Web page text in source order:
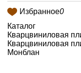
Избранное0
Каталог
Кварцвиниловая
Кварцвиниловая
Монблан